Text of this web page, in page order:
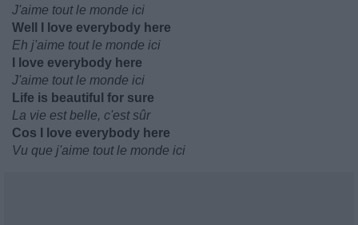
J'aime tout le monde ici
Well I love everybody here
Eh j'aime tout le monde ici
I love everybody here
J'aime tout le monde ici
Life is beautiful for sure
La vie est belle, c'est sûr
Cos I love everybody here
Vu que j'aime tout le monde ici